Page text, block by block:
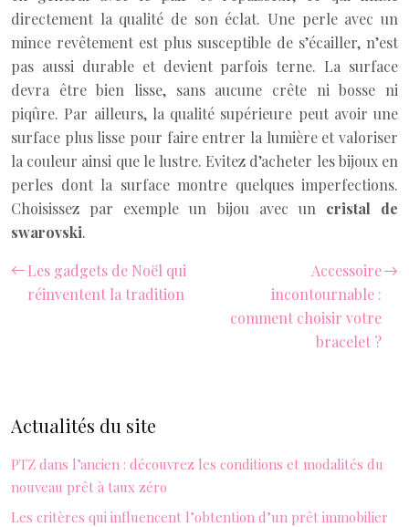
directement la qualité de son éclat. Une perle avec un
mince revêtement est plus susceptible de s’écailler, n’est
pas aussi durable et devient parfois terne. La surface
devra être bien lisse, sans aucune crête ni bosse ni
piqûre. Par ailleurs, la qualité supérieure peut avoir une
surface plus lisse pour faire entrer la lumière et valoriser
la couleur ainsi que le lustre. Evitez d’acheter les bijoux en
perles dont la surface montre quelques imperfections.
Choisissez par exemple un bijou avec un cristal de
swarovski.
Les gadgets de Noël qui
réinventent la tradition
Accessoire
incontournable :
comment choisir votre
bracelet ?
Actualités du site
PTZ dans l’ancien : découvrez les conditions et modalités du
nouveau prêt à taux zéro
Les critères qui influencent l’obtention d’un prêt immobilier